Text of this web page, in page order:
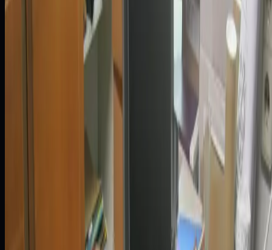
Zobacz case study
Pełny widok klienta w czasie
rzeczywistym dla szybszej obsługi
Migracja 80 baz danych i optymalizacja
kosztów środowiska Exadata
Bezprzerwowa migracja danych dla
ciągłości działania